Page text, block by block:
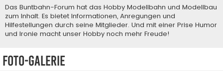
Das Buntbahn-Forum hat das Hobby Modellbahn und Modellbau
zum Inhalt. Es bietet Informationen, Anregungen und
Hilfestellungen durch seine Mitglieder. Und mit einer Prise Humor
und Ironie macht unser Hobby noch mehr Freude!
Foto-Galerie